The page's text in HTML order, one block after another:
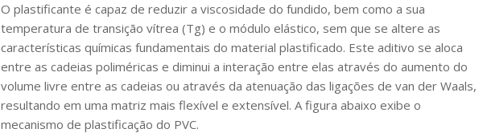
O plastificante é capaz de reduzir a viscosidade do fundido, bem como a sua
temperatura de transição vítrea (Tg) e o módulo elástico, sem que se altere as
características químicas fundamentais do material plastificado. Este aditivo se aloca
entre as cadeias poliméricas e diminui a interação entre elas através do aumento do
volume livre entre as cadeias ou através da atenuação das ligações de van der Waals,
resultando em uma matriz mais flexível e extensível. A figura abaixo exibe o
mecanismo de plastificação do PVC.